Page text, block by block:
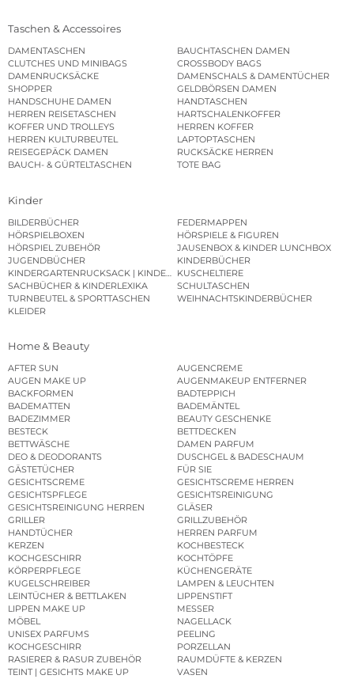
Taschen & Accessoires
DAMENTASCHEN
BAUCHTASCHEN DAMEN
CLUTCHES UND MINIBAGS
CROSSBODY BAGS
DAMENRUCKSÄCKE
DAMENSCHALS & DAMENTÜCHER
SHOPPER
GELDBÖRSEN DAMEN
HANDSCHUHE DAMEN
HANDTASCHEN
HERREN REISETASCHEN
HARTSCHALENKOFFER
KOFFER UND TROLLEYS
HERREN KOFFER
HERREN KULTURBEUTEL
LAPTOPTASCHEN
REISEGEPÄCK DAMEN
RUCKSÄCKE HERREN
BAUCH- & GÜRTELTASCHEN
TOTE BAG
Kinder
BILDERBÜCHER
FEDERMAPPEN
HÖRSPIELBOXEN
HÖRSPIELE & FIGUREN
HÖRSPIEL ZUBEHÖR
JAUSENBOX & KINDER LUNCHBOX
JUGENDBÜCHER
KINDERBÜCHER
KINDERGARTENRUCKSACK | KINDERGARTENBEUTEL
KUSCHELTIERE
SACHBÜCHER & KINDERLEXIKA
SCHULTASCHEN
TURNBEUTEL & SPORTTASCHEN
WEIHNACHTSKINDERBÜCHER
KLEIDER
Home & Beauty
AFTER SUN
AUGENCREME
AUGEN MAKE UP
AUGENMAKEUP ENTFERNER
BACKFORMEN
BADTEPPICH
BADEMATTEN
BADEMÄNTEL
BADEZIMMER
BEAUTY GESCHENKE
BESTECK
BETTDECKEN
BETTWÄSCHE
DAMEN PARFUM
DEO & DEODORANTS
DUSCHGEL & BADESCHAUM
GÄSTETÜCHER
FÜR SIE
GESICHTSCREME
GESICHTSCREME HERREN
GESICHTSPFLEGE
GESICHTSREINIGUNG
GESICHTSREINIGUNG HERREN
GLÄSER
GRILLER
GRILLZUBEHÖR
HANDTÜCHER
HERREN PARFUM
KERZEN
KOCHBESTECK
KOCHGESCHIRR
KOCHTÖPFE
KÖRPERPFLEGE
KÜCHENGERÄTE
KUGELSCHREIBER
LAMPEN & LEUCHTEN
LEINTÜCHER & BETTLAKEN
LIPPENSTIFT
LIPPEN MAKE UP
MESSER
MÖBEL
NAGELLACK
UNISEX PARFUMS
PEELING
KOCHGESCHIRR
PORZELLAN
RASIERER & RASUR ZUBEHÖR
RAUMDÜFTE & KERZEN
TEINT | GESICHTS MAKE UP
VASEN